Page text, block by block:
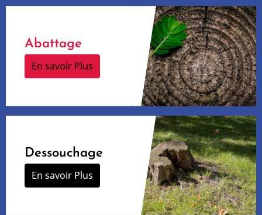
Abattage
En savoir Plus
Dessouchage
En savoir Plus